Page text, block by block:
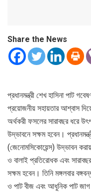
Share the News
প্রধানমন্ত্রী শেখ হাসিনা পাট
প্রয়োজনীয় সহায়তার আশ্বাস
অর্থকরী ফসলের সারাবছর ধরে
উদ্ভাবনে সক্ষম হবেন।
(জেনোমসিকোয়েন্স) উদ্ভাবন
ও বালাই প্রতিরোধক এবং
সক্ষম হবেন। তিনি মঙ্গলবার
ও পাট বীজ এবং আধুনিক পাট জাগ